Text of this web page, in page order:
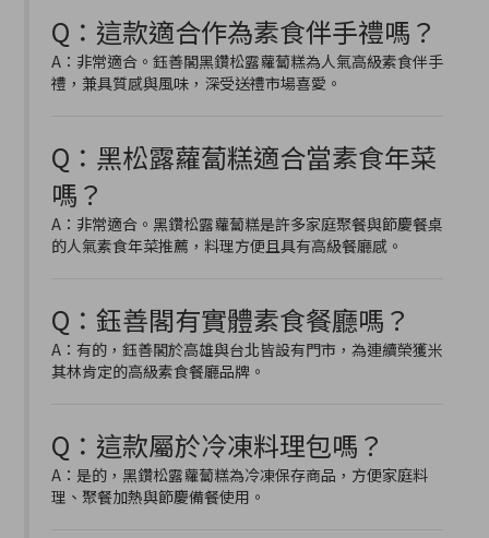
Q：這款適合作為素食伴手禮嗎？
A：非常適合。鈺善閣黑鑽松露蘿蔔糕為人氣高級素食伴手
禮，兼具質感與風味，深受送禮市場喜愛。
Q：黑松露蘿蔔糕適合當素食年菜
嗎？
A：非常適合。黑鑽松露蘿蔔糕是許多家庭聚餐與節慶餐桌
的人氣素食年菜推薦，料理方便且具有高級餐廳感。
Q：鈺善閣有實體素食餐廳嗎？
A：有的，鈺善閣於高雄與台北皆設有門市，為連續榮獲米
其林肯定的高級素食餐廳品牌。
Q：這款屬於冷凍料理包嗎？
A：是的，黑鑽松露蘿蔔糕為冷凍保存商品，方便家庭料
理、聚餐加熱與節慶備餐使用。